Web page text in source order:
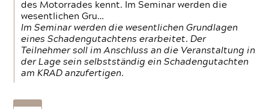
des Motorrades kennt. Im Seminar werden die
wesentlichen Gru…
Im Seminar werden die wesentlichen Grundlagen
eines Schadengutachtens erarbeitet. Der
Teilnehmer soll im Anschluss an die Veranstaltung in
der Lage sein selbstständig ein Schadengutachten
am KRAD anzufertigen.